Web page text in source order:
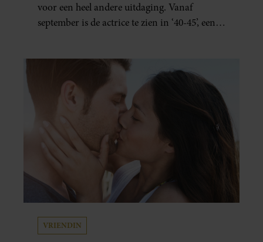
voor een heel andere uitdaging. Vanaf
september is de actrice te zien in ‘40-45’, een
een voorstelling die niet alleen raakt, maar
het publiek ook aan het denken zet.
VRIENDIN